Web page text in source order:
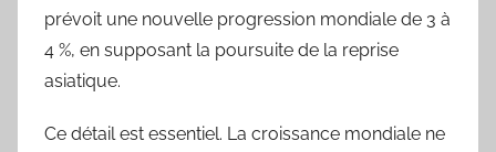
prévoit une nouvelle progression mondiale de 3 à
4 %, en supposant la poursuite de la reprise
asiatique.
Ce détail est essentiel. La croissance mondiale ne